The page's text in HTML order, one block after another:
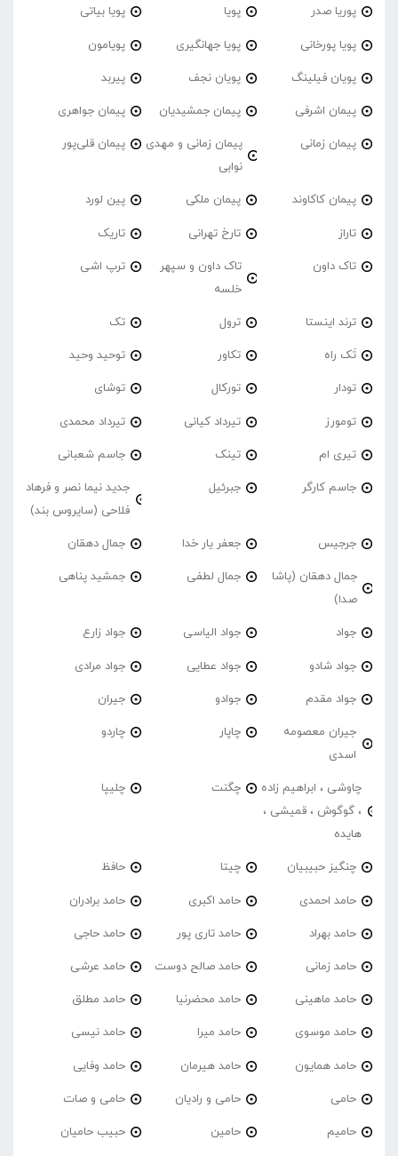
پوریا صدر پویا پویا بیاتی
پویا پورخانی پویا جهانگیری پویامون
پویان فیلینگ پویان نجف پیربد
پیمان اشرفی پیمان جمشیدیان پیمان جواهری
پیمان زمانی
پیمان زمانی و مهدی
نوابی
پیمان قلی‌پور
پیمان کاکاوند پیمان ملکی پین لورد
تاراز تارخ تهرانی تاریک
تاک داون
تاک داون و سپهر
خلسه
ترپ اشی
ترند اینستا ترول تک
تَک راه تکاور توحید وحید
تودار تورکال توشای
تومورز تیرداد کیانی تیرداد محمدی
تیری ام تینک جاسم شعبانی
جاسم کارگر جبرئیل
جدید نیما نصر و فرهاد
فلاحی (سایروس بند)
جرجیس جعفر یار خدا جمال دهقان
جمال دهقان (پاشا
صدا)
جمال لطفی جمشید پناهی
جواد جواد الیاسی جواد زارع
جواد شادو جواد عطایی جواد مرادی
جواد مقدم جوادو جیران
جیران معصومه
اسدی
چاپار چاردو
چاوشی ، ابراهیم زاده
، گوگوش ، قمیشی ،
هایده
چگنت چلیپا
چنگیز حبیبیان چیتا حافظ
حامد احمدی حامد اکبری حامد برادران
حامد بهراد حامد تاری پور حامد حاجی
حامد زمانی حامد صالح دوست حامد عرشی
حامد ماهینی حامد محضرنیا حامد مطلق
حامد موسوی حامد میرا حامد نیسی
حامد همایون حامد هیرمان حامد وفایی
حامی حامی و رادیان حامی و صات
حامیم حامین حبیب حامیان